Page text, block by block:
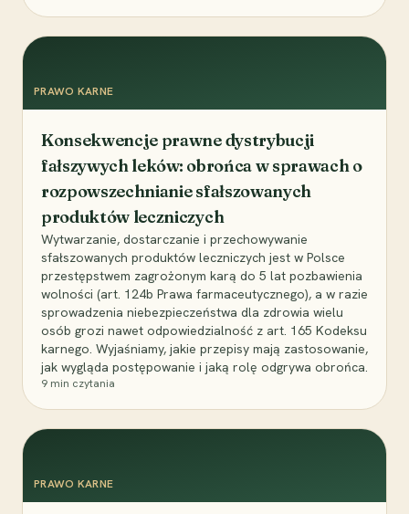
PRAWO KARNE
Konsekwencje prawne dystrybucji
fałszywych leków: obrońca w sprawach o
rozpowszechnianie sfałszowanych
produktów leczniczych
Wytwarzanie, dostarczanie i przechowywanie
sfałszowanych produktów leczniczych jest w Polsce
przestępstwem zagrożonym karą do 5 lat pozbawienia
wolności (art. 124b Prawa farmaceutycznego), a w razie
sprowadzenia niebezpieczeństwa dla zdrowia wielu
osób grozi nawet odpowiedzialność z art. 165 Kodeksu
karnego. Wyjaśniamy, jakie przepisy mają zastosowanie,
jak wygląda postępowanie i jaką rolę odgrywa obrońca.
9 min czytania
PRAWO KARNE